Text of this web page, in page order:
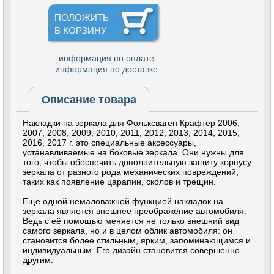
ПОЛОЖИТЬ
В КОРЗИНУ
информация по оплате
информация по доставке
Описание товара
Накладки на зеркала для Фольксваген Крафтер 2006,
2007, 2008, 2009, 2010, 2011, 2012, 2013, 2014, 2015,
2016, 2017 г. это специальные аксессуары,
устанавливаемые на боковые зеркала. Они нужны для
того, чтобы обеспечить дополнительную защиту корпусу
зеркала от разного рода механических повреждений,
таких как появление царапин, сколов и трещин.
Ещё одной немаловажной функцией накладок на
зеркала является внешнее преображение автомобиля.
Ведь с её помощью меняется не только внешний вид
самого зеркала, но и в целом облик автомобиля: он
становится более стильным, ярким, запоминающимся и
индивидуальным. Его дизайн становится совершенно
другим.